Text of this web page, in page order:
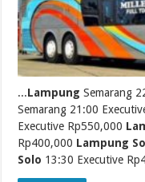
...Lampung Semarang
Semarang 21:00
Executive Rp550,000
Rp400,000 Lampung
Solo 13:30 Executive